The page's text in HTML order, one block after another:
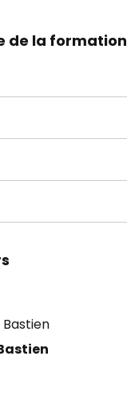
de la formation